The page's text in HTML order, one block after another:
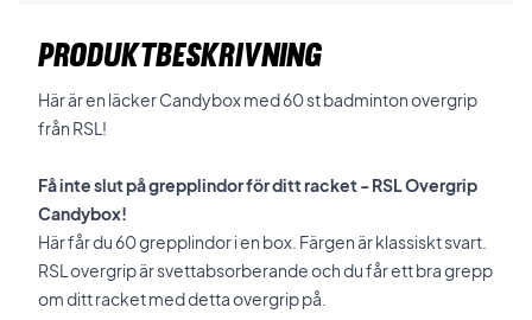
PRODUKTBESKRIVNING
Här är en läcker Candybox med 60 st badminton overgrip
från RSL!
Få inte slut på grepplindor för ditt racket - RSL Overgrip
Candybox!
Här får du 60 grepplindor i en box. Färgen är klassiskt svart.
RSL overgrip är svettabsorberande och du får ett bra grepp
om ditt racket med detta overgrip på.